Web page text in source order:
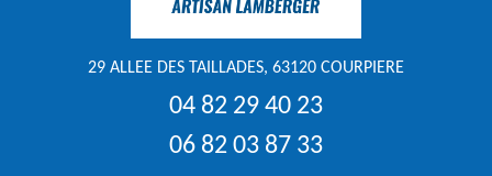
29 ALLEE DES TAILLADES, 63120 COURPIERE
04 82 29 40 23
06 82 03 87 33